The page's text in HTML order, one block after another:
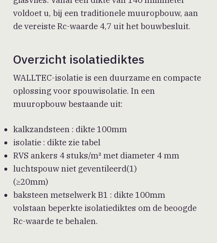
voldoet u, bij een traditionele muuropbouw, aan
de vereiste Rc-waarde 4,7 uit het bouwbesluit.
Overzicht isolatiediktes
WALLTEC-isolatie is een duurzame en compacte
oplossing voor spouwisolatie. In een
muuropbouw bestaande uit:
kalkzandsteen : dikte 100mm
isolatie : dikte zie tabel
RVS ankers 4 stuks/m² met diameter 4 mm
luchtspouw niet geventileerd(1)
(≥20mm)
baksteen metselwerk B1 : dikte 100mm
volstaan beperkte isolatiediktes om de beoogde
Rc-waarde te behalen.